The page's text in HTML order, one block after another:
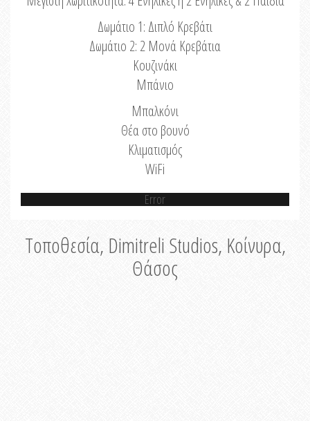
Δωμάτιο 1: Διπλό Κρεβάτι
Δωμάτιο 2: 2 Μονά Κρεβάτια
Κουζινάκι
Μπάνιο
Μπαλκόνι
Θέα στο βουνό
Κλιματισμός
WiFi
Error
Τοποθεσία, Dimitreli Studios, Κοίνυρα,
Θάσος